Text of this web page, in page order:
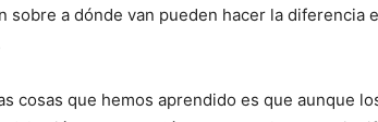
sobre a dónde van pueden hacer la diferencia
cosas que hemos aprendido es que aunque